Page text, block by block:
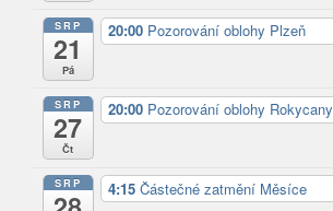
SRP
21
Pá
20:00 Pozorování oblohy Plzeň
SRP
27
Čt
20:00 Pozorování oblohy Rokycany
SRP 4:15 Částečné zatmění Měsíce